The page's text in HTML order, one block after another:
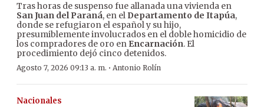
Tras horas de suspenso fue allanada una vivienda en
San Juan del Paraná, en el Departamento de Itapúa,
donde se refugiaron el español y su hijo,
presumiblemente involucrados en el doble homicidio de
los compradores de oro en Encarnación. El
procedimiento dejó cinco detenidos.
Agosto 7, 2026 09:13 a. m. · Antonio Rolín
Nacionales